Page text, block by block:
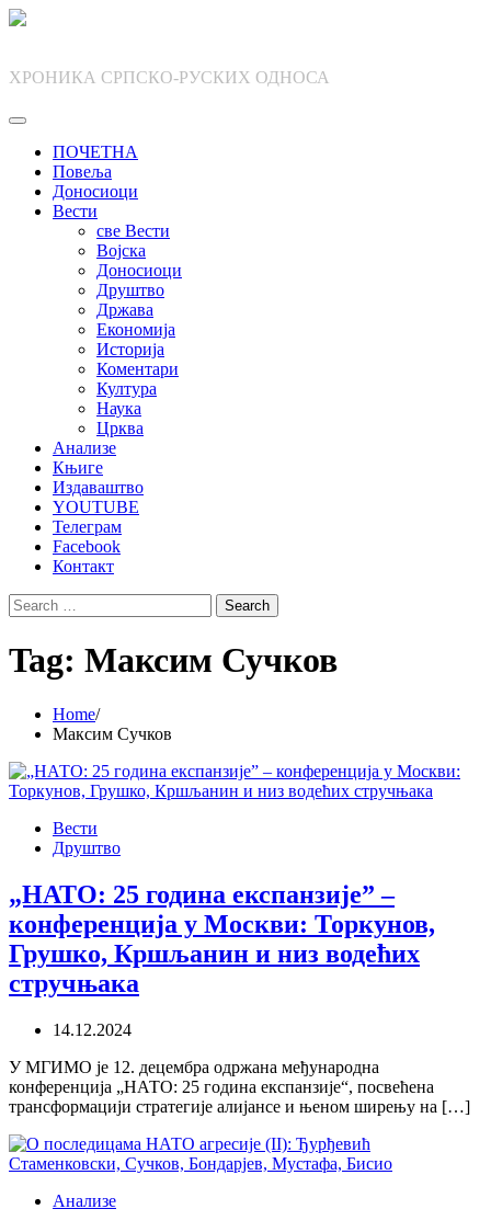
Skip
ХРОНИКА СРПСКО-РУСКИХ ОДНОСА
ПОЧЕТНА
Повеља
Доносиоци
Вести
све Вести
Војска
Доносиоци
Друштво
Држава
Економија
Историја
Коментари
Култура
Наука
Црква
Анализе
Књиге
Издаваштво
YOUTUBE
Телеграм
Facebook
Контакт
Search
for:
Tag: Максим Сучков
Home
Максим Сучков
Вести
Друштво
„НАТО: 25 година експанзије” –
конференција у Москви: Торкунов,
Грушко, Кршљанин и низ водећих
стручњака
14.12.2024
У МГИМО је 12. децембра одржана међународна
конференција „НАТО: 25 година експанзије“, посвећена
трансформацији стратегије алијансе и њеном ширењу на […]
Анализе